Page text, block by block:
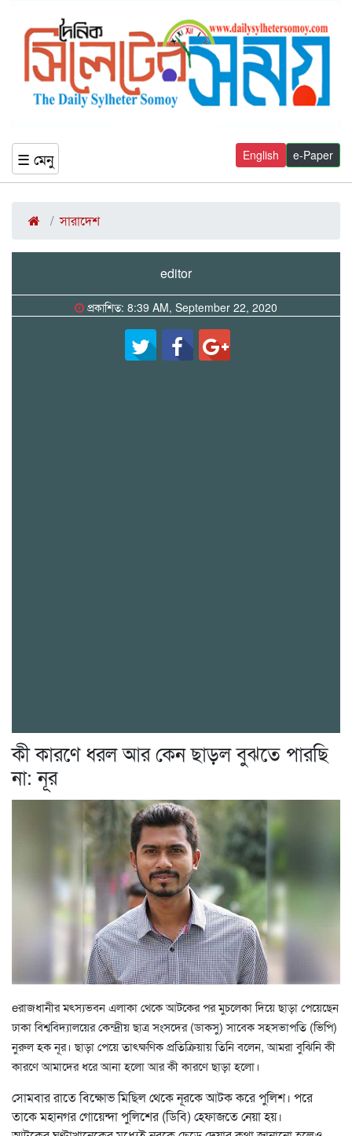
☰ মেনু e-Paper
English
সারাদেশ
editor
প্রকাশিত: 8:39 AM, September 22, 2020
কী কারণে ধরল আর কেন ছাড়ল বুঝতে পারছি
না: নূর
eরাজধানীর মৎস্যভবন এলাকা থেকে আটকের পর মুচলেকা দিয়ে ছাড়া পেয়েছেন
ঢাকা বিশ্ববিদ্যালয়ের কেন্দ্রীয় ছাত্র সংসদের (ডাকসু) সাবেক সহসভাপতি (ভিপি)
নুরুল হক নূর। ছাড়া পেয়ে তাৎক্ষণিক প্রতিক্রিয়ায় তিনি বলেন, আমরা বুঝিনি কী
কারণে আমাদের ধরে আনা হলো আর কী কারণে ছাড়া হলো।
সোমবার রাতে বিক্ষোভ মিছিল থেকে নূরকে আটক করে পুলিশ। পরে
তাকে মহানগর গোয়েন্দা পুলিশের (ডিবি) হেফাজতে নেয়া হয়।